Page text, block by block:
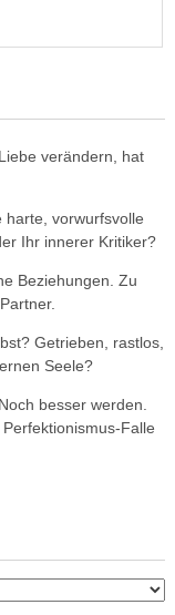
verändern, hat
harte, vorwurfsvolle
Ihr innerer Kritiker?
Beziehungen. Zu
Getrieben, rastlos,
Seele?
besser werden.
Falle